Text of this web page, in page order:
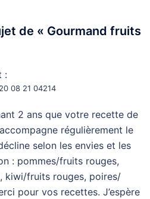
de « Gourmand fruits
:
08 21 04214
2 ans que votre recette de
régulièrement le
selon les envies et les
: pommes/fruits rouges,
kiwi/fruits rouges, poires/
pour vos recettes. J’espère